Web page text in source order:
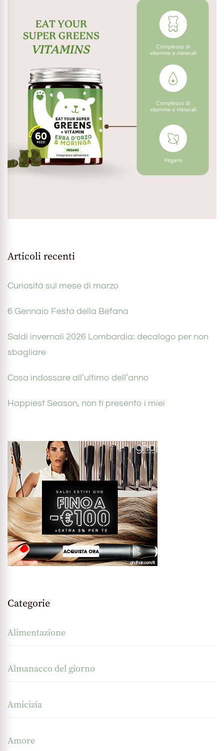
Articoli recenti
Curiosità sul mese di marzo
6 Gennaio Festa della Befana
Saldi invernali 2026 Lombardia: decalogo per non
sbagliare
Cosa indossare all’ultimo dell’anno
Happiest Season, non ti presento i miei
Categorie
Alimentazione
Almanacco del giorno
Amicizia
Amore